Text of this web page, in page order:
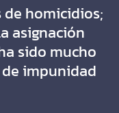
homicidios;
asignación
sido mucho
impunidad